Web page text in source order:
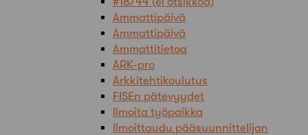
Ammattipäivä
Ammattipäivä
Ammattitietoa
ARK-pro
Arkkitehtikoulutus
FISEn pätevyydet
Ilmoita työpaikka
Ilmoittaudu pääsuunnittelijan